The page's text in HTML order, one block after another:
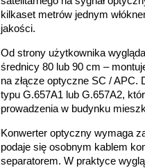
kilkaset metrów jednym
jakości.
Od strony użytkownika
średnicy 80 lub 90 cm –
na złącze optyczne SC / APC.
typu G.657A1 lub G.657A2,
prowadzenia w budynku
Konwerter optyczny wymaga
podaje się osobnym kablem
separatorem. W praktyce